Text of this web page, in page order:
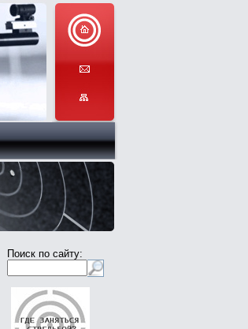
Поиск по сайту: